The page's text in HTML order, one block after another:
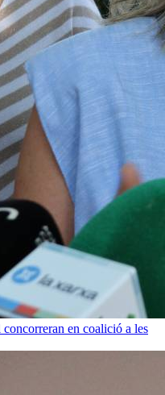
en coalició a les